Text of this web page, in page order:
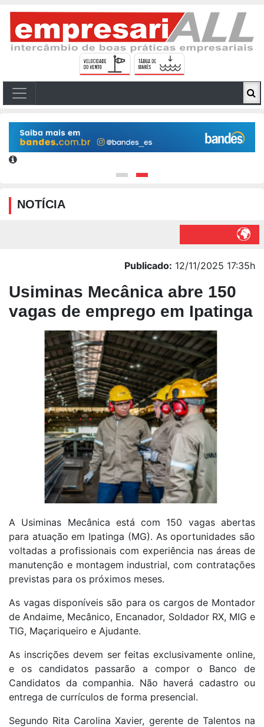
NOTÍCIA
Publicado: 12/11/2025 17:35h
Usiminas Mecânica abre 150
vagas de emprego em Ipatinga
A Usiminas Mecânica está com 150 vagas abertas
para atuação em Ipatinga (MG). As oportunidades são
voltadas a profissionais com experiência nas áreas de
manutenção e montagem industrial, com contratações
previstas para os próximos meses.
As vagas disponíveis são para os cargos de Montador
de Andaime, Mecânico, Encanador, Soldador RX, MIG e
TIG, Maçariqueiro e Ajudante.
As inscrições devem ser feitas exclusivamente online,
e os candidatos passarão a compor o Banco de
Candidatos da companhia. Não haverá cadastro ou
entrega de currículos de forma presencial.
Segundo Rita Carolina Xavier, gerente de Talentos na